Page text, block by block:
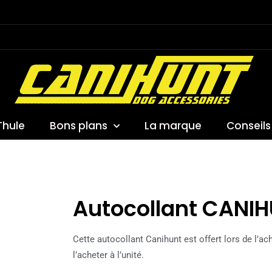
Bons plans La marque Conseils
Autocollant
Cette autocollant Canihunt est offert lors de
l’acheter à l’unité.